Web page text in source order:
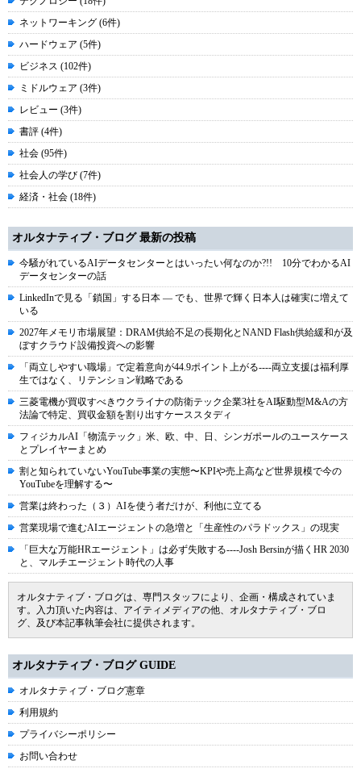
ネットワーキング (6件)
ハードウェア (5件)
ビジネス (102件)
ミドルウェア (3件)
レビュー (3件)
書評 (4件)
社会 (95件)
社会人の学び (7件)
経済・社会 (18件)
オルタナティブ・ブログ 最新の投稿
今騒がれているAIデータセンターとはいったい何なのか?!! 10分でわかるAI
データセンターの話
LinkedInで見る「鎖国」する日本 ― でも、世界で輝く日本人は確実に増えて
いる
2027年メモリ市場展望：DRAM供給不足の長期化とNAND Flash供給緩和が及
ぼすクラウド設備投資への影響
「両立しやすい職場」で定着意向が44.9ポイント上がる----両立支援は福利厚
生ではなく、リテンション戦略である
三菱電機が買収すべきウクライナの防衛テック企業3社をAI駆動型M&Aの方
法論で特定、買収金額を割り出すケーススタディ
フィジカルAI「物流テック」米、欧、中、日、シンガポールのユースケース
とプレイヤーまとめ
割と知られていないYouTube事業の実態〜KPIや売上高など世界規模で今の
YouTubeを理解する〜
営業は終わった（３）AIを使う者だけが、利他に立てる
営業現場で進むAIエージェントの急増と「生産性のパラドックス」の現実
「巨大な万能HRエージェント」は必ず失敗する----Josh Bersinが描くHR 2030
と、マルチエージェント時代の人事
オルタナティブ・ブログは、専門スタッフにより、企画・構成されていま
す。入力頂いた内容は、アイティメディアの他、オルタナティブ・ブロ
グ、及び本記事執筆会社に提供されます。
オルタナティブ・ブログ GUIDE
オルタナティブ・ブログ憲章
利用規約
プライバシーポリシー
お問い合わせ